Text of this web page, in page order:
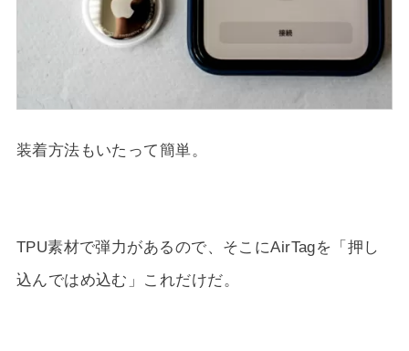
装着方法もいたって簡単。
TPU素材で弾力があるので、そこにAirTagを「押し
込んではめ込む」これだけだ。